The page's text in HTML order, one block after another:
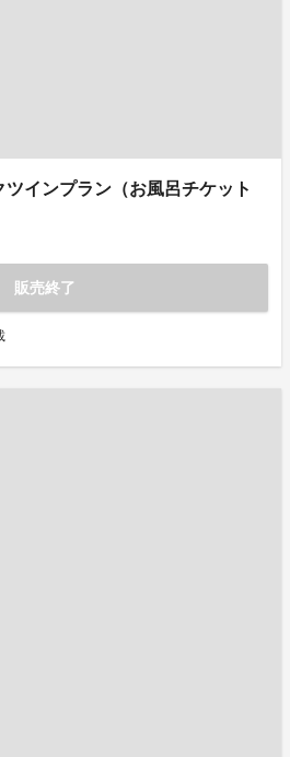
ツインプラン（お風呂チケット
販売終了